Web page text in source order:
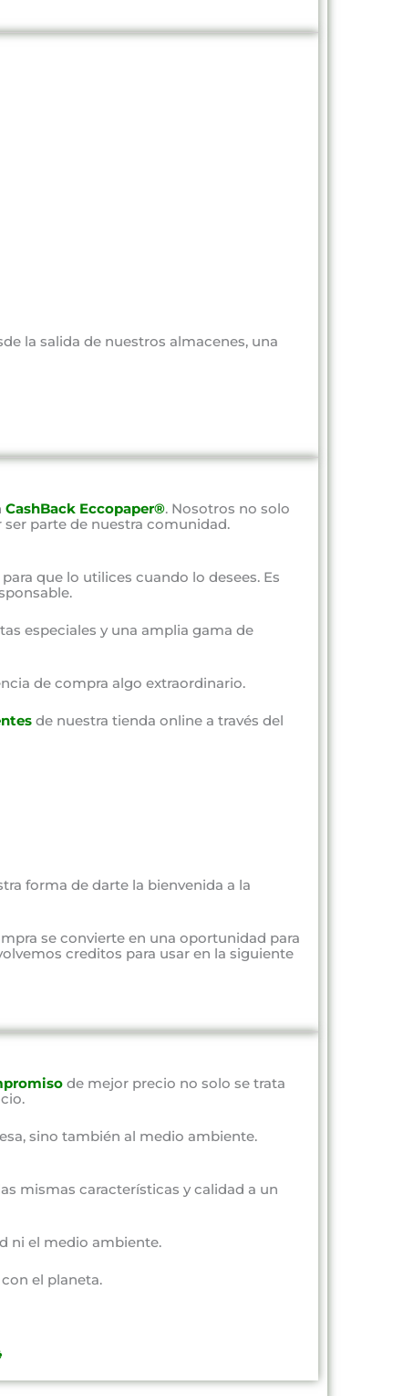
la salida de nuestros almacenes, una
CashBack Eccopaper®. Nosotros no solo
parte de nuestra comunidad.
que lo utilices cuando lo desees. Es
especiales y una amplia gama de
de compra algo extraordinario.
de nuestra tienda online a través del
forma de darte la bienvenida a la
se convierte en una oportunidad para
creditos para usar en la siguiente
de mejor precio no solo se trata
sino también al medio ambiente.
mismas características y calidad a un
ni el medio ambiente.
el planeta.